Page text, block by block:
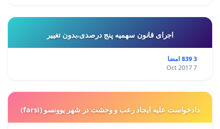
اجرای قانون سهمیه پنج درصدی،بدون تغییر
3 839 امضا
7 Oct 2017
دادخواست علیه ایجاد رعب و وحشت در شهر یوونسو (farsi)